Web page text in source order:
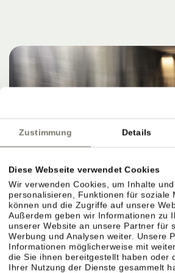
Zustimmung Details
Diese Webseite verwendet Cookies
Wir verwenden Cookies, um Inhalte
personalisieren, Funktionen für soziale
können und die Zugriffe auf unsere
Außerdem geben wir Informationen zu
unserer Website an unsere Partner für
Werbung und Analysen weiter. Unsere
Informationen möglicherweise mit
die Sie ihnen bereitgestellt haben oder
Ihrer Nutzung der Dienste gesammelt